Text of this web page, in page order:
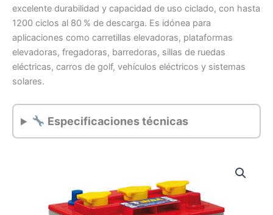
excelente durabilidad y capacidad de uso ciclado, con hasta
1200 ciclos al 80 % de descarga. Es idónea para
aplicaciones como carretillas elevadoras, plataformas
elevadoras, fregadoras, barredoras, sillas de ruedas
eléctricas, carros de golf, vehículos eléctricos y sistemas
solares.
Especificaciones técnicas